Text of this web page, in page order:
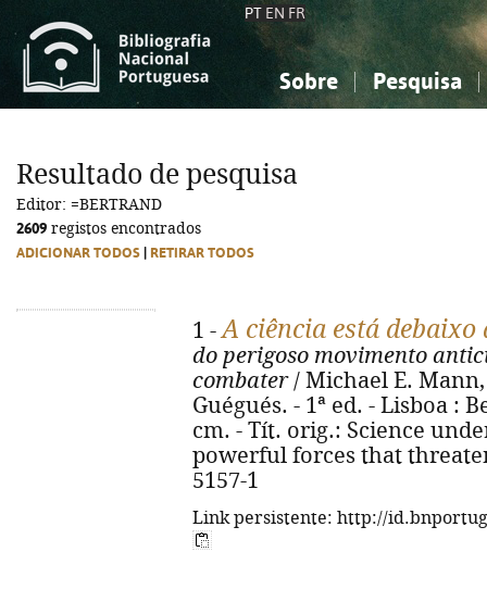
PT EN FR
Sobre Pesquisa
Ciências sociais...
Ciências sociais...
Resultado de pesquisa
Editor: =BERTRAND
2609 registos encontrados
ADICIONAR TODOS RETIRAR TODOS
1 -A ciência está debaixo
do perigoso movimento
combater/ Michael E.
Guégués. - 1ª ed. - Lisboa :
cm. - Tít. orig.: Science
powerful forces that
5157-1
Link persistente: http://